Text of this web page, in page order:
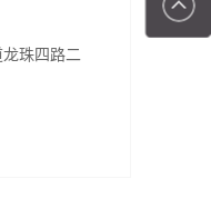
珠四路二